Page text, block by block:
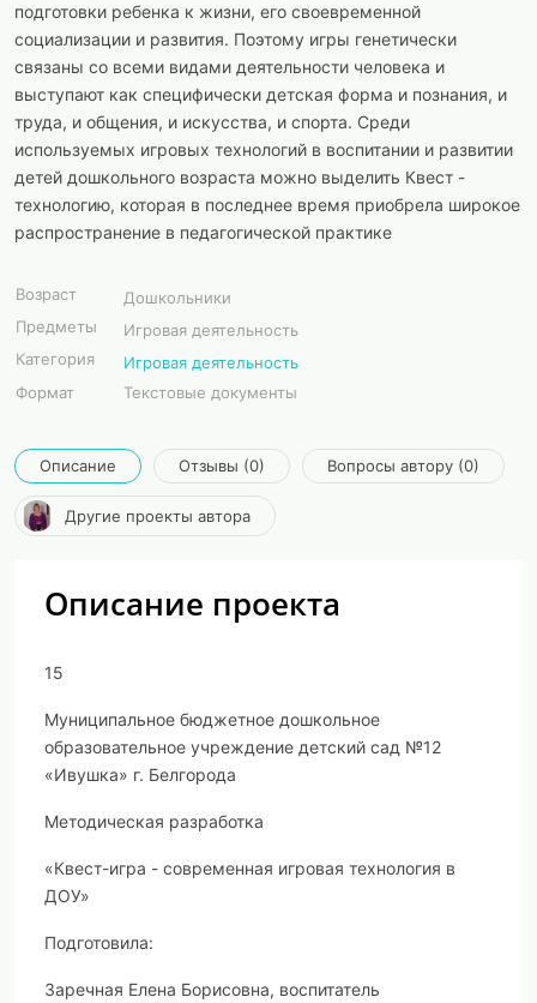
подготовки ребенка к жизни, его своевременной
социализации и развития. Поэтому игры генетически
связаны со всеми видами деятельности человека и
выступают как специфически детская форма и познания, и
труда, и общения, и искусства, и спорта. Среди
используемых игровых технологий в воспитании и развитии
детей дошкольного возраста можно выделить Квест -
технологию, которая в последнее время приобрела широкое
распространение в педагогической практике
Возраст
Дошкольники
Предметы
Игровая деятельность
Категория
Игровая деятельность
Формат
Текстовые документы
Описание Отзывы (0) Вопросы автору (0)
Другие проекты автора
Описание проекта
15
Муниципальное бюджетное дошкольное
образовательное учреждение детский сад №12
«Ивушка» г. Белгорода
Методическая разработка
«Квест-игра - современная игровая технология в
ДОУ»
Подготовила:
Заречная Елена Борисовна, воспитатель